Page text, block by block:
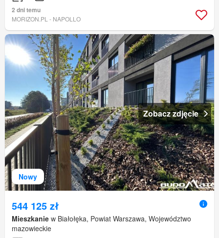
2 dni temu
MORIZON.PL - NAPOLLO
Nowy
Zobacz zdjęcie
544 125 zł
Mieszkanie w Białołęka, Powiat Warszawa, Województwo
mazowieckie